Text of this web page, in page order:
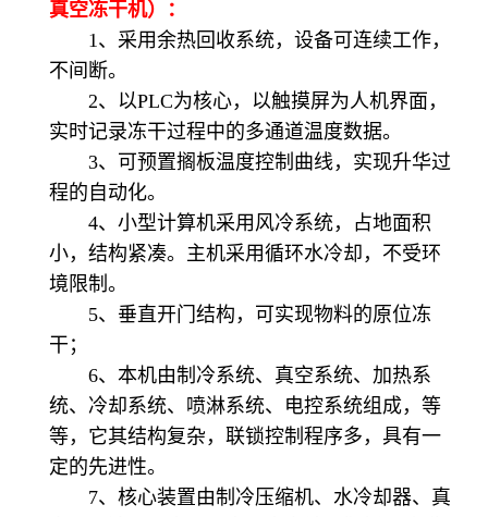
真空冻干机）：
1、采用余热回收系统，设备可连续工作，
不间断。
2、以PLC为核心，以触摸屏为人机界面，
实时记录冻干过程中的多通道温度数据。
3、可预置搁板温度控制曲线，实现升华过
程的自动化。
4、小型计算机采用风冷系统，占地面积
小，结构紧凑。主机采用循环水冷却，不受环
境限制。
5、垂直开门结构，可实现物料的原位冻
干；
6、本机由制冷系统、真空系统、加热系
统、冷却系统、喷淋系统、电控系统组成，等
等，它其结构复杂，联锁控制程序多，具有一
定的先进性。
7、核心装置由制冷压缩机、水冷却器、真